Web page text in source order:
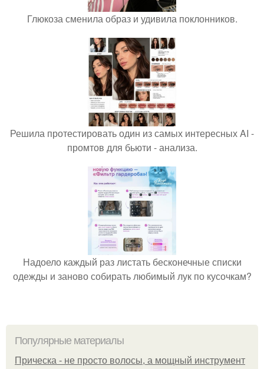
Глюкоза сменила образ и удивила поклонников.
Решила протестировать один из самых интересных AI -
промтов для бьюти - анализа.
Надоело каждый раз листать бесконечные списки
одежды и заново собирать любимый лук по кусочкам?
Популярные материалы
Прическа - не просто волосы, а мощный инструмент